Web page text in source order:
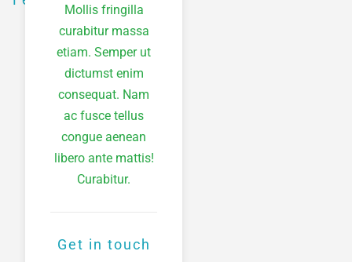
Mollis fringilla
curabitur massa
etiam. Semper ut
dictumst enim
consequat. Nam
ac fusce tellus
congue aenean
libero ante mattis!
Curabitur.
Get in touch